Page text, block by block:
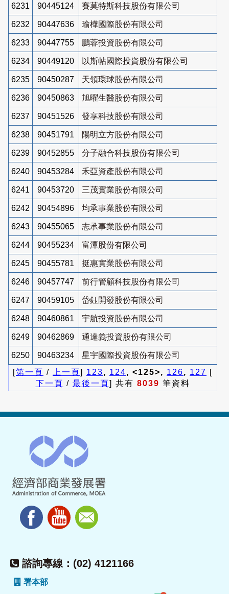
6231 90445124 賽莫特斯科技股份有限公司
6232 90447636 瑜樺國際股份有限公司
6233 90447755 鵬蓉投資股份有限公司
6234 90449120 以斯帖國際投資股份有限公司
6235 90450287 天領環球股份有限公司
6236 90450863 旭曜生醫股份有限公司
6237 90451526 發享科技股份有限公司
6238 90451791 陽明立方股份有限公司
6239 90452855 分子融合科技股份有限公司
6240 90453284 禾亞資產股份有限公司
6241 90453720 三茂實業股份有限公司
6242 90454896 均承事業股份有限公司
6243 90455065 志承事業股份有限公司
6244 90455234 富潭股份有限公司
6245 90455781 挺惠實業股份有限公司
6246 90457747 前行管顧科技股份有限公司
6247 90459105 岱鈺開發股份有限公司
6248 90460861 宇航投資股份有限公司
6249 90462869 通達義投資股份有限公司
6250 90463234
星宇國際投資股份有限公司
[第一頁 / 上一頁] 123, 124, <125>, 126, 127 [
下一頁 / 最後一頁] 共有 8039 筆資料
諮詢專線：(02) 4121166
署本部